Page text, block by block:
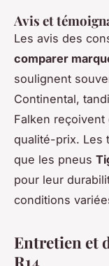
Avis et
Les avis des
comparer
soulignent
Continental,
Falken
qualité-prix. Les
que les pneus
pour leur
conditions
Entretien et